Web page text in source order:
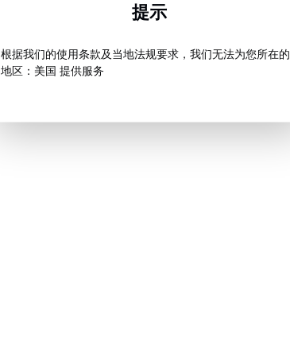
提示
根据我们的使用条款及当地法规要求，我们无法为您所在的
地区：美国 提供服务